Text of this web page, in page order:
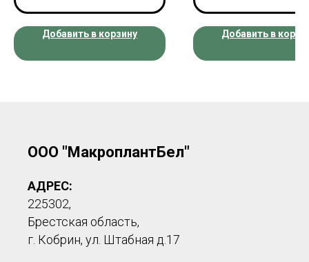
Добавить в корзину Добавить в
ООО "МакроплантБел"
АДРЕС:
225302,
Брестская область,
г. Кобрин, ул. Штабная д.17